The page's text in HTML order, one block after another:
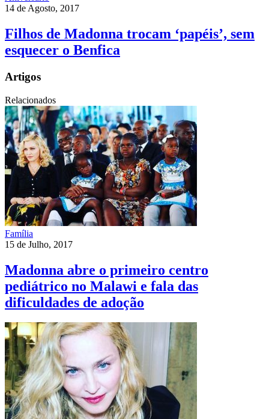
14 de Agosto, 2017
Filhos de Madonna trocam ‘papéis’, sem
esquecer o Benfica
Artigos
Relacionados
Família
15 de Julho, 2017
Madonna abre o primeiro centro
pediátrico no Malawi e fala das
dificuldades de adoção